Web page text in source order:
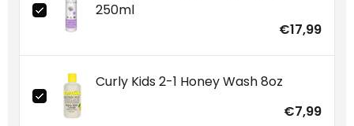
250ml
€17,99
Curly Kids 2-1 Honey Wash 8oz
€7,99